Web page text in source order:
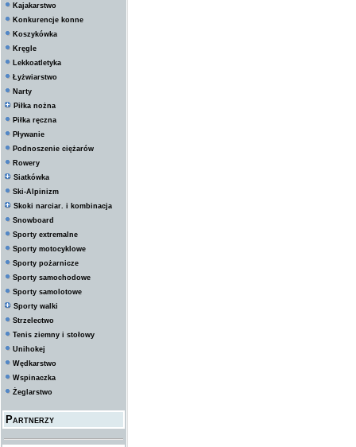
Kajakarstwo
Konkurencje konne
Koszykówka
Kręgle
Lekkoatletyka
Łyżwiarstwo
Narty
Piłka nożna
Piłka ręczna
Pływanie
Podnoszenie ciężarów
Rowery
Siatkówka
Ski-Alpinizm
Skoki narciar. i kombinacja
Snowboard
Sporty extremalne
Sporty motocyklowe
Sporty pożarnicze
Sporty samochodowe
Sporty samolotowe
Sporty walki
Strzelectwo
Tenis ziemny i stołowy
Unihokej
Wędkarstwo
Wspinaczka
Żeglarstwo
Partnerzy